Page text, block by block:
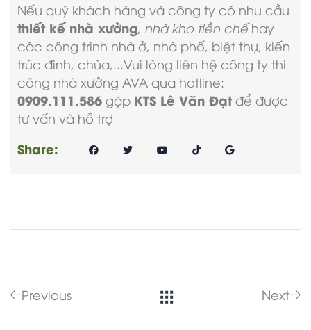
Nếu quý khách hàng và công ty có nhu cầu
thiết kế nhà xưởng, nhà kho tiền chếhay
các công trình nhà ở, nhà phố, biệt thự, kiến
trúc đình, chùa,...Vui lòng liên hệ công ty thi
công nhà xưởng AVA qua hotline:
0909.111.586 gặp KTS Lê Văn Đạt để được
tư vấn và hỗ trợ
Share:
Previous Next